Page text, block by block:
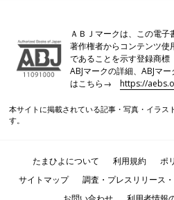
ＡＢＪマークは、この電子
著作権者からコンテンツ使
であることを示す登録商標
ABJマークの詳細、ABJマ
はこちら→https://
本サイトに掲載されている記事・写真・イラス
す。
たまひよについて 利用規約 ポ
サイトマップ
調査・プレスリリース